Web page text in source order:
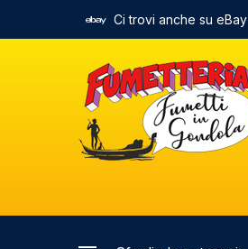
Ci trovi anche su eBay